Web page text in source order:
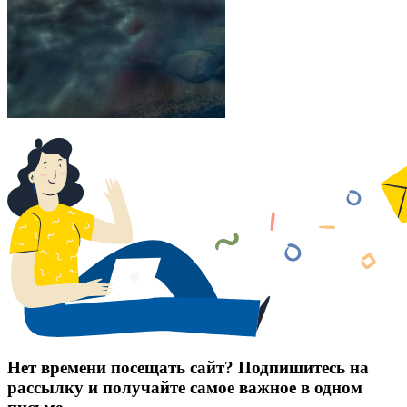
Нет времени посещать сайт? Подпишитесь на
рассылку и получайте самое важное в одном